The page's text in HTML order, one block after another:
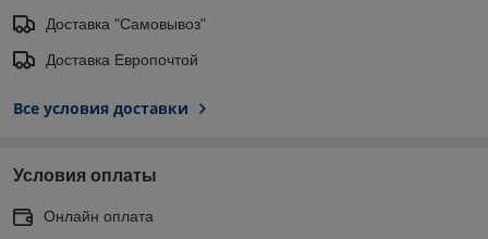
Доставка "Самовывоз"
Доставка Европочтой
Все условия доставки
Условия оплаты
Онлайн оплата